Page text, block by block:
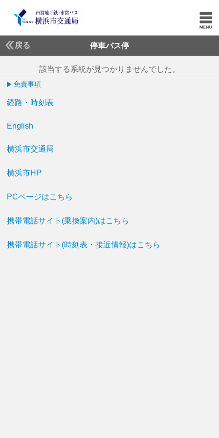
戻る 停車バス停
該当する系統が見つかりませんでした。
免責事項
経路・時刻表
English
横浜市交通局
横浜市HP
PCページはこちら
携帯電話サイト(乗換案内)はこちら
携帯電話サイト(時刻表・接近情報)はこちら